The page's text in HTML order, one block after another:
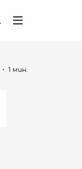
・ 1 мин.